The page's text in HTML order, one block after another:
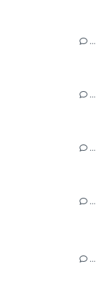
…
…
…
…
…